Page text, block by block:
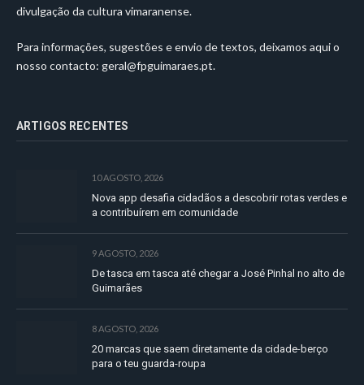
divulgação da cultura vimaranense.
Para informações, sugestões e envio de textos, deixamos aqui o
nosso contacto: geral@fpguimaraes.pt.
ARTIGOS RECENTES
10 AGOSTO, 2026
Nova app desafia cidadãos a descobrir rotas verdes e
a contribuírem em comunidade
9 AGOSTO, 2026
De tasca em tasca até chegar a José Pinhal no alto de
Guimarães
8 AGOSTO, 2026
20 marcas que saem diretamente da cidade-berço
para o teu guarda-roupa